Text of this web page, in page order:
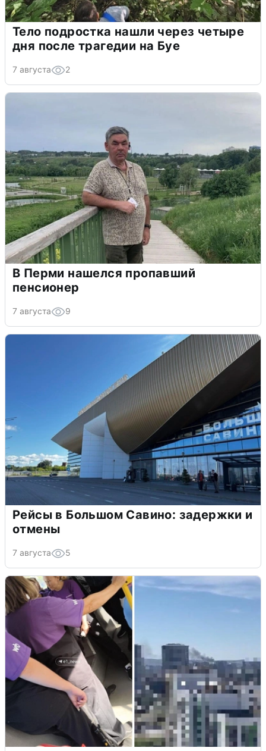
Тело подростка нашли через четыре
дня после трагедии на Буе
7 августа 2
В Перми нашелся пропавший
пенсионер
7 августа 9
Рейсы в Большом Савино: задержки и
отмены
7 августа 5